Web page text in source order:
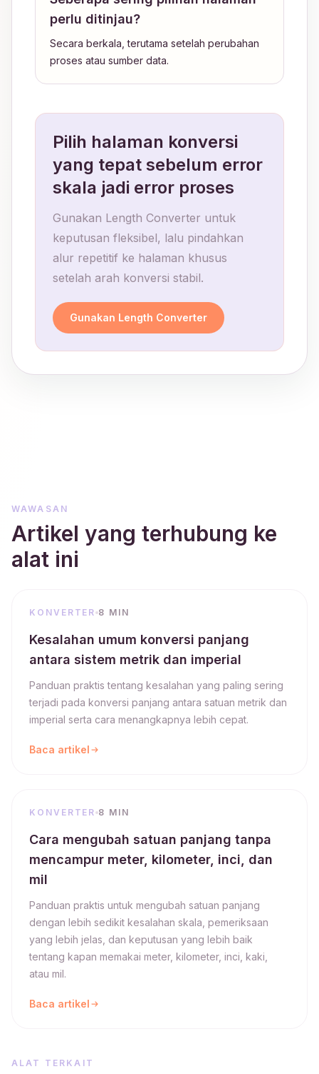
perlu ditinjau?
Secara berkala, terutama setelah perubahan
proses atau sumber data.
Pilih halaman konversi
yang tepat sebelum error
skala jadi error proses
Gunakan Length Converter untuk
keputusan fleksibel, lalu pindahkan
alur repetitif ke halaman khusus
setelah arah konversi stabil.
Gunakan Length Converter
WAWASAN
Artikel yang terhubung ke
alat ini
KONVERTER 8 MIN
Kesalahan umum konversi panjang
antara sistem metrik dan imperial
Panduan praktis tentang kesalahan yang paling sering
terjadi pada konversi panjang antara satuan metrik dan
imperial serta cara menangkapnya lebih cepat.
Baca artikel
KONVERTER 8 MIN
Cara mengubah satuan panjang tanpa
mencampur meter, kilometer, inci, dan
mil
Panduan praktis untuk mengubah satuan panjang
dengan lebih sedikit kesalahan skala, pemeriksaan
yang lebih jelas, dan keputusan yang lebih baik
tentang kapan memakai meter, kilometer, inci, kaki,
atau mil.
Baca artikel
ALAT TERKAIT